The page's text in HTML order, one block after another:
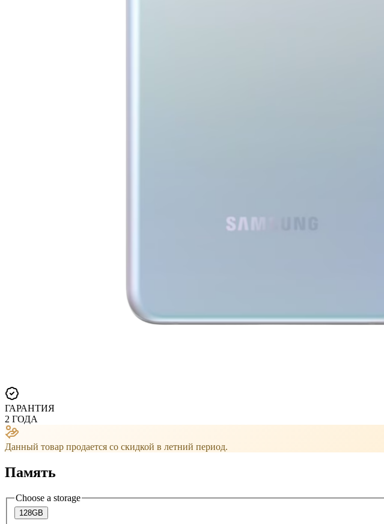
ГАРАНТИЯ
2 ГОДА
Данный товар продается со скидкой в ​​летний период.
Память
Choose a storage
128GB